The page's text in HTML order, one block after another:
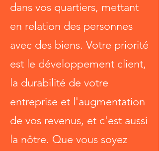
dans vos quartiers, mettant
en relation des personnes
avec des biens. Votre priorité
est le développement client,
la durabilité de votre
entreprise et l'augmentation
de vos revenus, et c'est aussi
la nôtre. Que vous soyez